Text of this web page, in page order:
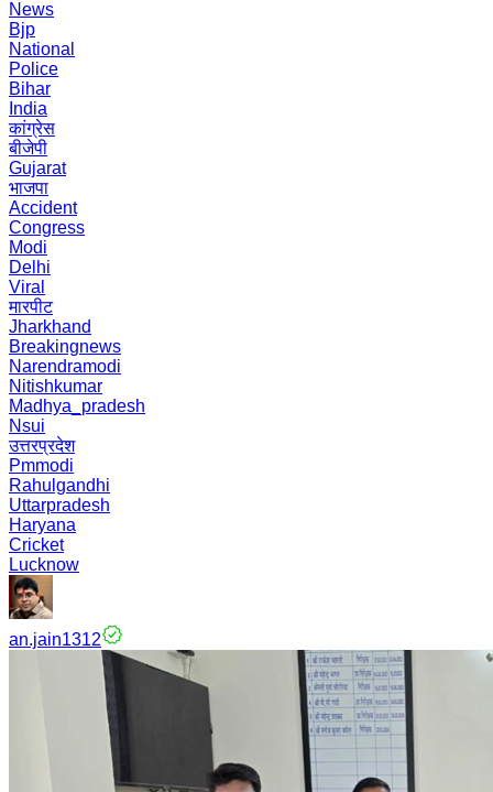
News
Bjp
National
Police
Bihar
India
कांग्रेस
बीजेपी
Gujarat
भाजपा
Accident
Congress
Modi
Delhi
Viral
मारपीट
Jharkhand
Breakingnews
Narendramodi
Nitishkumar
Madhya_pradesh
Nsui
उत्तरप्रदेश
Pmmodi
Rahulgandhi
Uttarpradesh
Haryana
Cricket
Lucknow
an.jain1312